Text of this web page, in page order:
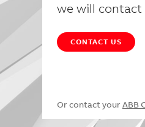
we will contact
CONTACT US
Or contact your ABB